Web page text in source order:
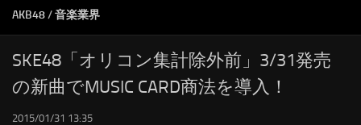
RSS
LINKS
AKB48/音楽業界
SKE48「オリコン集計除外前」3/31発売
の新曲でMUSIC CARD商法を導入！
2015/01/31 13:35